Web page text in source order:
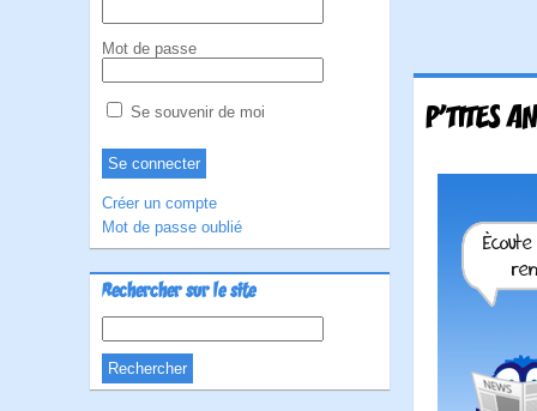
Mot de passe
Se souvenir de moi
Créer un compte
Mot de passe oublié
Rechercher sur le site
P'TITES